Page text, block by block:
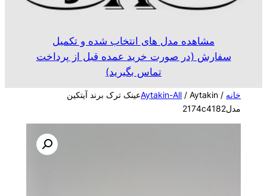
مشاهده مدل های انتخاب شده و تکمیل
سفارش (در صورت خرید عمده قبل از پرداخت
تماس بگیرید)
خانه /
Aytakin-All/ Aytakinعینک ترک برند آیتکین
مدل2174c4182